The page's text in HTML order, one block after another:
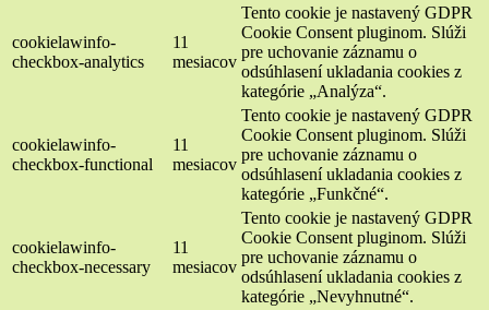
cookielawinfo-
checkbox-analytics
11
mesiacov
Tento cookie je nastavený GDPR
Cookie Consent pluginom. Slúži
pre uchovanie záznamu o
odsúhlasení ukladania cookies z
kategórie „Analýza“.
cookielawinfo-
checkbox-functional
11
mesiacov
Tento cookie je nastavený GDPR
Cookie Consent pluginom. Slúži
pre uchovanie záznamu o
odsúhlasení ukladania cookies z
kategórie „Funkčné“.
cookielawinfo-
checkbox-necessary
11
mesiacov
Tento cookie je nastavený GDPR
Cookie Consent pluginom. Slúži
pre uchovanie záznamu o
odsúhlasení ukladania cookies z
kategórie „Nevyhnutné“.